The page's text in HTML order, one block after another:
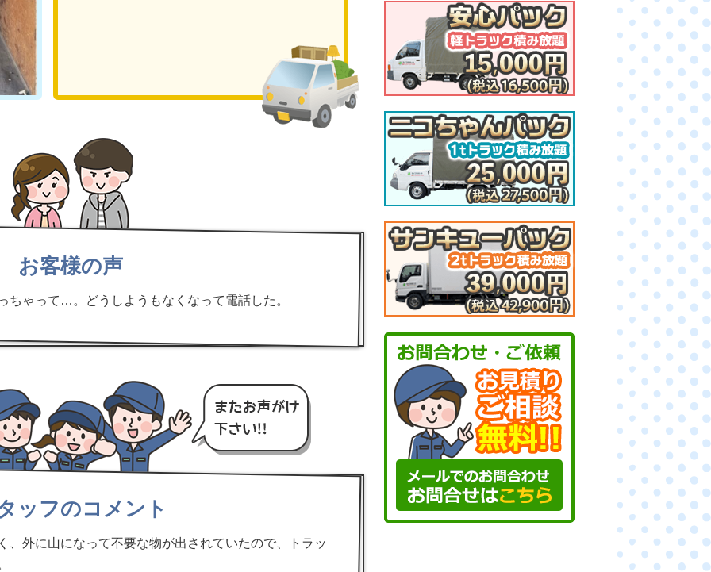
お客様の声
ちゃって…。どうしようもなくなって電話した。
ッフのコメント
、外に山になって不要な物が出されていたので、トラッ